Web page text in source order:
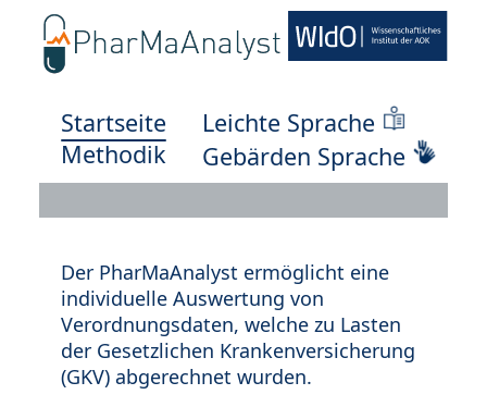
Startseite
Methodik
Leichte Sprache
Gebärden Sprache
Der PharMaAnalyst ermöglicht eine
individuelle Auswertung von
Verordnungsdaten, welche zu Lasten
der Gesetzlichen Krankenversicherung
(GKV) abgerechnet wurden.